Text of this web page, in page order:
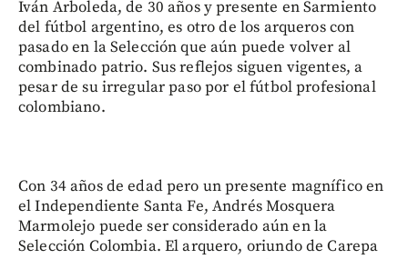
Iván Arboleda, de 30 años y presente en Sarmiento
del fútbol argentino, es otro de los arqueros con
pasado en la Selección que aún puede volver al
combinado patrio. Sus reflejos siguen vigentes, a
pesar de su irregular paso por el fútbol profesional
colombiano.
Con 34 años de edad pero un presente magnífico en
el Independiente Santa Fe, Andrés Mosquera
Marmolejo puede ser considerado aún en la
Selección Colombia. El arquero, oriundo de Carepa